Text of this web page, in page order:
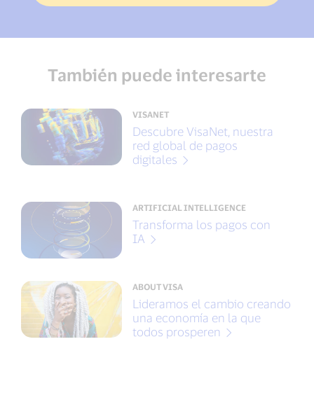
También puede interesarte
VISANET
Descubre VisaNet, nuestra
red global de pagos
digitales
ARTIFICIAL INTELLIGENCE
Transforma los pagos con
IA
ABOUT VISA
Lideramos el cambio creando
una economía en la que
todos prosperen